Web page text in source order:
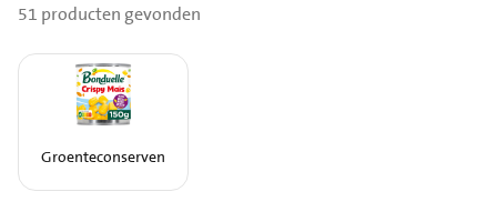
51 producten gevonden
Groenteconserven